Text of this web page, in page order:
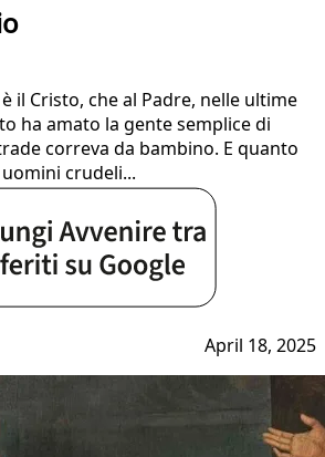
il Cristo, che al Padre, nelle ultime
ha amato la gente semplice di
correva da bambino. E quanto
crudeli...
April 18, 2025